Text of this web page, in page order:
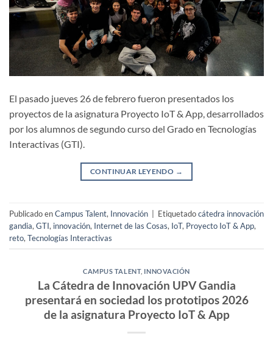
El pasado jueves 26 de febrero fueron presentados los
proyectos de la asignatura Proyecto IoT & App, desarrollados
por los alumnos de segundo curso del Grado en Tecnologías
Interactivas (GTI).
CONTINUAR LEYENDO →
Publicado enCampus Talent, Innovación Etiquetadocátedra innovación
gandia, GTI, innovación, Internet de las Cosas, IoT, Proyecto IoT & App,
reto, Tecnologías Interactivas
CAMPUS TALENT, INNOVACIÓN
La Cátedra de Innovación UPV Gandia
presentará en sociedad los prototipos 2026
de la asignatura Proyecto IoT & App